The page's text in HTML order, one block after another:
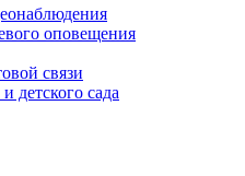
оповещения
связи
детского сада